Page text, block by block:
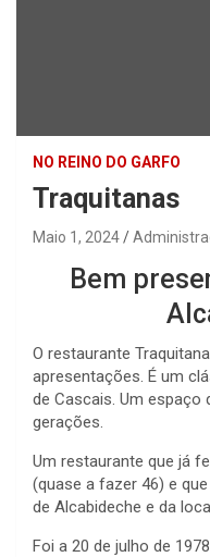
NO REINO DO GARFO
Traquitanas
Maio 1, 2024
Bem
O restaurante
apresentações. É um
de Cascais. Um espaço
gerações.
Um restaurante que já
(quase a fazer 46) e
de Alcabideche e da
Foi a 20 de julho de